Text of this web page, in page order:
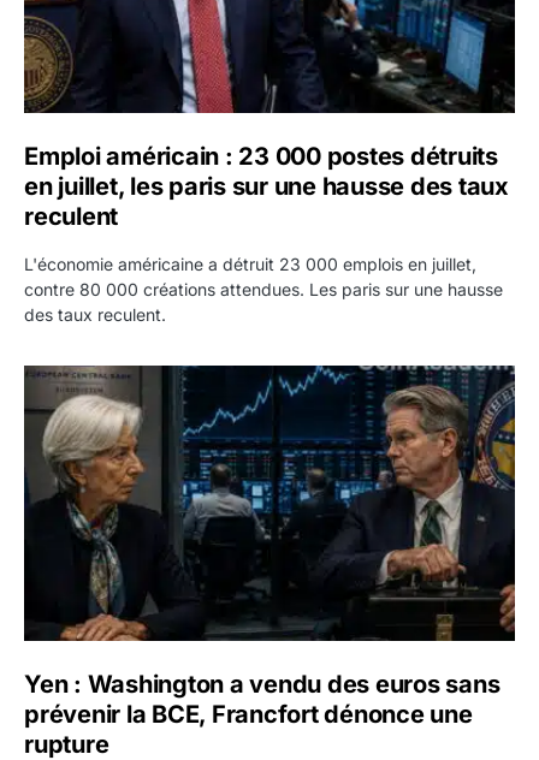
Emploi américain : 23 000 postes détruits
en juillet, les paris sur une hausse des taux
reculent
L'économie américaine a détruit 23 000 emplois en juillet,
contre 80 000 créations attendues. Les paris sur une hausse
des taux reculent.
Yen : Washington a vendu des euros sans prévenir la
Yen : Washington a vendu des euros sans
prévenir la BCE, Francfort dénonce une
rupture